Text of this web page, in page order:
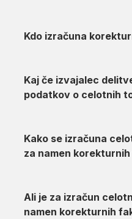
Kaj če izvajalec delitve ne more pridobiti
Kako se izračuna celotne toplotne izgube
Ali je za izračun celotnih toplotnih izgub za
namen korekturnih faktorjev potrebna